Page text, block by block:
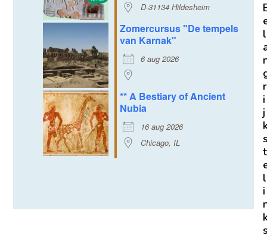
D-31134 Hildesheim
Zomercursus "De tempels
van Karnak"
6 aug 2026
** A Bestiary of Ancient
Nubia
16 aug 2026
Chicago, IL
l
r
i
j
t
l
i